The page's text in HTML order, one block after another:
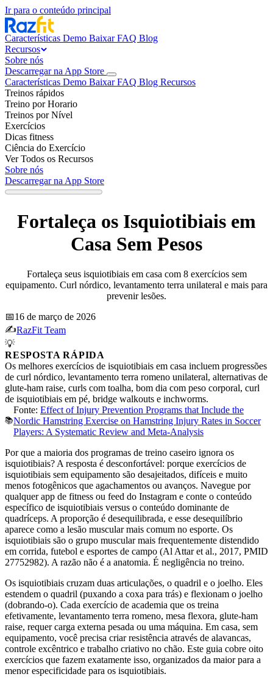
Ir para o conteúdo principal
Características Demo BaixarFAQ Blog
Recursos
Sobre nós
Descarregar na App Store
Características Demo BaixarFAQ Blog Recursos
Treinos rápidos
Treino por Horario
Treinos por Nível
Exercícios
Dicas fitness
Ciência do Exercício
Ver Todos os Recursos
Sobre nós
Descarregar na App Store
Fortaleça os Isquiotibiais em
Casa Sem Pesos
Fortaleça seus isquiotibiais em casa com 8 exercícios sem
equipamento. Curl nórdico, levantamento terra unilateral e mais para
prevenir lesões.
📅16 de março de 2026
✍️RazFit Team
💡
RESPOSTA RÁPIDA
Os melhores exercícios de isquiotibiais em casa incluem progressões
de curl nórdico, levantamento terra romeno unilateral, alternativas de
glute-ham raise, curls com toalha, bom dia com peso corporal, curl
de isquiotibiais em pé, bridge walkouts e inchworms.
📚
Fonte: Effect of Injury Prevention Programs that Include the
Nordic Hamstring Exercise on Hamstring Injury Rates in Soccer
Players: A Systematic Review and Meta-Analysis
Por que a maioria dos programas de treino caseiro ignora os
isquiotibiais? A resposta é desconfortável: porque exercícios de
isquiotibiais sem equipamento são desajeitados, difíceis e muito
menos fotogênicos que agachamentos ou avanços. Navegue por
qualquer app de fitness ou feed do Instagram e conte o conteúdo
específico de isquiotibiais versus o conteúdo dominante de
quadríceps. A proporção é desequilibrada, e esse desequilíbrio
aparece como a lesão muscular mais comum no esporte. Os
isquiotibiais são o grupo muscular mais frequentemente distendido
em corrida, futebol e esportes de campo (Al Attar et al., 2017, PMID
27752982). A razão não é a anatomia. É negligência no treino.
Os isquiotibiais cruzam duas articulações, o quadril e o joelho. Eles
estendem o quadril (puxando a coxa para trás) e flexionam o joelho
(dobrando-o). Cada exercício de academia que os treina
efetivamente, levantamento terra romeno, mesa flexora, glute-ham
raise, requer carga externa pesada ou uma máquina. Em casa, sem
equipamento, você precisa criar resistência através de alavancas,
controle excêntrico e trabalho criativo no chão. Este guia cobre oito
exercícios que fazem exatamente isso, organizados da maior para a
menor especificidade para os isquiotibiais.